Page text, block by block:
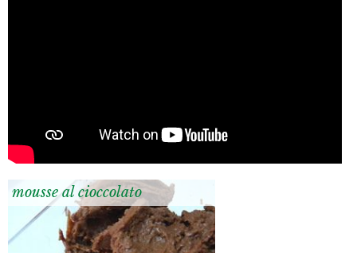
mousse al cioccolato